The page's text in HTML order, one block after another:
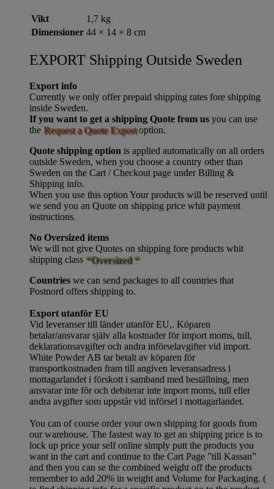
Vikt
1,7 kg
Dimensioner 44 × 14 × 8 cm
EXPORT Shipping Outside Sweden
Export info
Currently we only offer prepaid shipping rates fore shipping
inside Sweden.
If you want to get a shipping Quote from us you can use
the Request a Quote Exportoption.
Quote shipping option is applied automatically on all orders
outside Sweden, when you choose a country other than
Sweden on the Cart / Checkout page under Billing &
Shipping info.
When you use this option Your products will be reserved until
we send you an Quote on shipping price whit payment
instructions.
No Oversized items
We will not give Quotes on shipping fore products whit
shipping class “Oversized “
Countries we can send packages to all countries that
Postnord offers shipping to.
Export utanför EU
Vid leveranser till länder utanför EU,. Köparen
betalar/ansvarar själv alla kostnader för import moms, tull,
deklarationsavgifter och andra införselavgifter vid import.
White Powder AB tar betalt av köparen för
transportkostnaden fram till angiven leveransadress i
mottagarlandet i förskott i samband med beställning, men
ansvarar inte för och debiterar inte import moms, tull eller
andra avgifter som uppstår vid införsel i mottagarlandet.
You can of course order your own shipping for goods from
our warehouse. The fastest way to get an shipping price is to
lock up price your self online simply putt the products you
want in the cart and continue to the Cart Page ”till Kassan”
and then you can se the combined weight off the products
remember to add 20% in weight and Volume for Packaging. (